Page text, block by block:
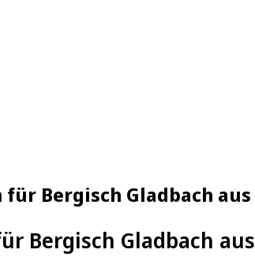
Bergisch Gladbach aus
Bergisch Gladbach aus